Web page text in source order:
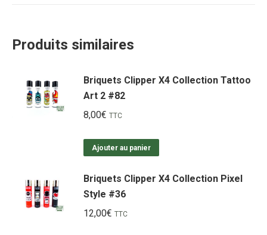
Produits similaires
Briquets Clipper X4 Collection Tattoo
Art 2 #82
8,00€ TTC
Ajouter au panier
Briquets Clipper X4 Collection Pixel
Style #36
12,00€ TTC